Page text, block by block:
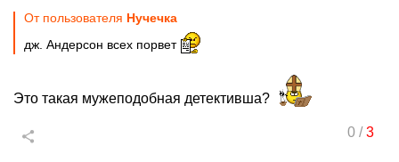
От пользователя Нучечка
дж. Андерсон всех порвет
Это такая мужеподобная детективша?
0/3